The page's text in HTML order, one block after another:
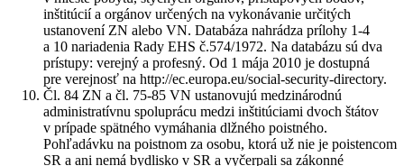
inštitúcií a orgánov určených na vykonávanie určitých
ustanovení ZN alebo VN. Databáza nahrádza prílohy 1-4
a 10 nariadenia Rady EHS č.574/1972. Na databázu sú dva
prístupy: verejný a profesný. Od 1 mája 2010 je dostupná
pre verejnosť na http://ec.europa.eu/social-security-directory.
Čl. 84 ZN a čl. 75-85 VN ustanovujú medzinárodnú
administratívnu spoluprácu medzi inštitúciami dvoch štátov
v prípade spätného vymáhania dlžného poistného.
Pohľadávku na poistnom za osobu, ktorá už nie je poistencom
SR a ani nemá bydlisko v SR a vyčerpali sa zákonné